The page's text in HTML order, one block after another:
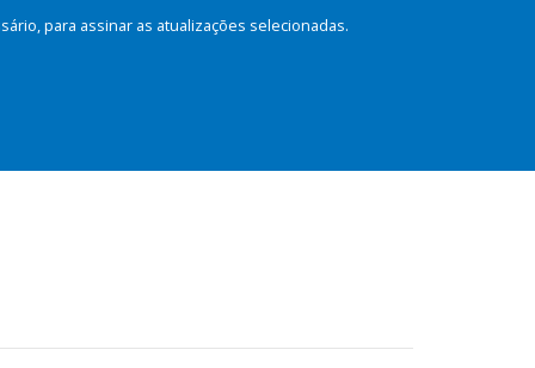
para assinar as atualizações selecionadas.